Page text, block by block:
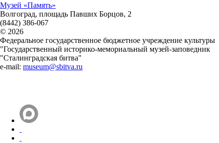
Музей «Память»
Волгоград, площадь Павших Борцов, 2
(8442) 386-067
© 2026
Федеральное государственное бюджетное учреждение культуры
"Государственный историко-мемориальный музей-заповедник
"Сталинградская битва"
e-mail: museum@sbitva.ru